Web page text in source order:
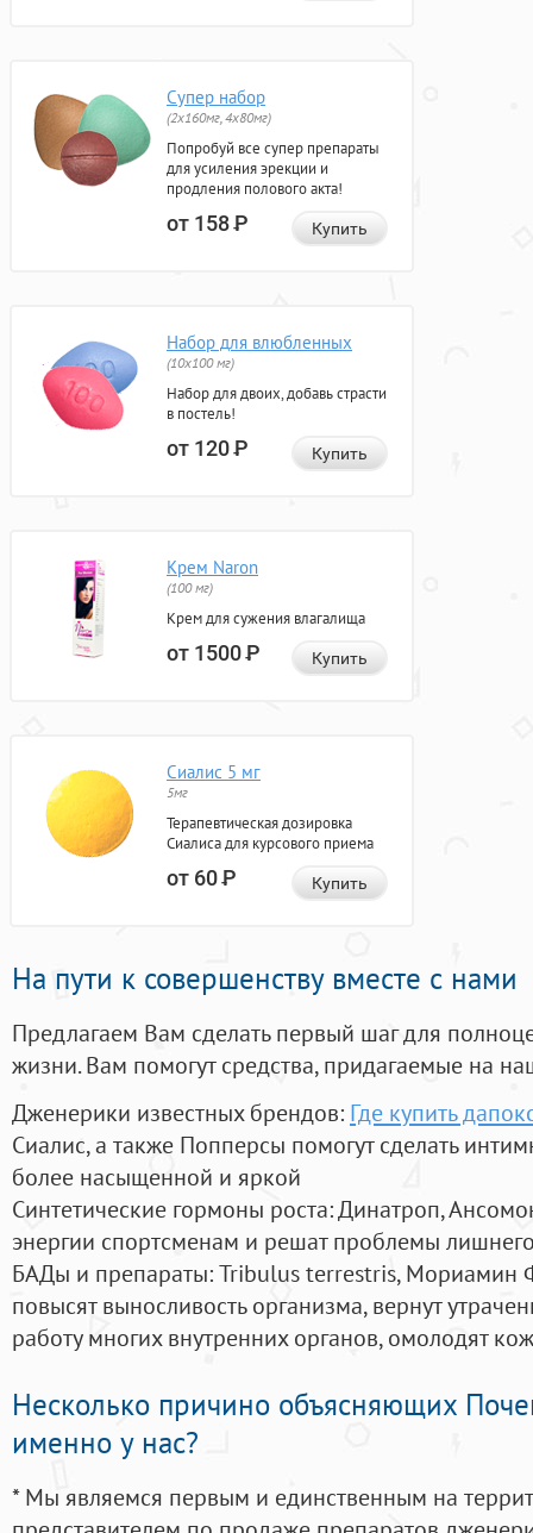
Супер набор
(2х160мг, 4х80мг)
Попробуй все супер препараты
для усиления эрекции и
продления полового акта!
от 158Р Купить
Набор для влюбленных
(10х100 мг)
Набор для двоих, добавь страсти
в постель!
от 120Р Купить
Крем Naron
(100 мг)
Крем для сужения влагалища
от 1500Р Купить
Сиалис 5 мг
5мг
Терапевтическая дозировка
Сиалиса для курсового приема
от 60Р Купить
На пути к совершенству вместе с нами
Предлагаем Вам сделать первый шаг для
жизни. Вам помогут средства, придагаемые на
Дженерики известных брендов: Где купить
Сиалис, а также Попперсы помогут сделать
более насыщенной и яркой
Синтетические гормоны роста: Динатроп,
энергии спортсменам и решат проблемы
БАДы и препараты:Tribulus terrestris, Мориамин
повысят выносливость организма, вернут
работу многих внутренних органов, омолодят
Несколько причино объясняющих
именно у нас?
* Мы являемся первым и единственным на